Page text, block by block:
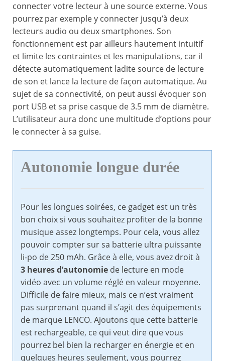
connecter votre lecteur à une source externe. Vous
pourrez par exemple y connecter jusqu’à deux
lecteurs audio ou deux smartphones. Son
fonctionnement est par ailleurs hautement intuitif
et limite les contraintes et les manipulations, car il
détecte automatiquement ladite source de lecture
de son et lance la lecture de façon automatique. Au
sujet de sa connectivité, on peut aussi évoquer son
port USB et sa prise casque de 3.5 mm de diamètre.
L’utilisateur aura donc une multitude d’options pour
le connecter à sa guise.
Autonomie longue durée
Pour les longues soirées, ce gadget est un très
bon choix si vous souhaitez profiter de la bonne
musique assez longtemps. Pour cela, vous allez
pouvoir compter sur sa batterie ultra puissante
li-po de 250 mAh. Grâce à elle, vous avez droit à
3 heures d’autonomie de lecture en mode
vidéo avec un volume réglé en valeur moyenne.
Difficile de faire mieux, mais ce n’est vraiment
pas surprenant quand il s’agit des équipements
de marque LENCO. Ajoutons que cette batterie
est rechargeable, ce qui veut dire que vous
pourrez bel bien la recharger en énergie et en
quelques heures seulement, vous pourrez